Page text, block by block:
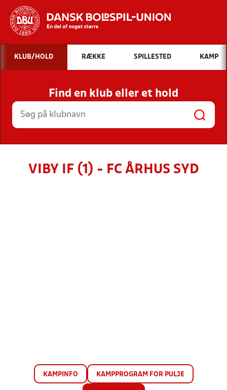
Hvad vil du søge efter?
INDHOLD OG NYHEDER
STILLINGER, RESULTATER, KLUBBER OG
HOLD
KLUB/HOLD RÆKKE SPILLESTED KAMP
Find en klub eller et hold
VIBY IF (1) - FC ÅRHUS SYD
KAMPINFO KAMPPROGRAM FOR PULJE